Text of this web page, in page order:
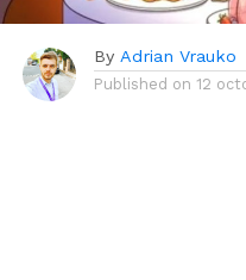
By Adrian Vrauko
Published on 12